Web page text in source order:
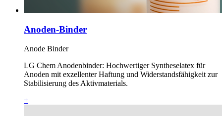
Anoden-Binder
Anode Binder
LG Chem Anodenbinder: Hochwertiger Syntheselatex für
Anoden mit exzellenter Haftung und Widerstandsfähigkeit zur
Stabilisierung des Aktivmaterials.
+